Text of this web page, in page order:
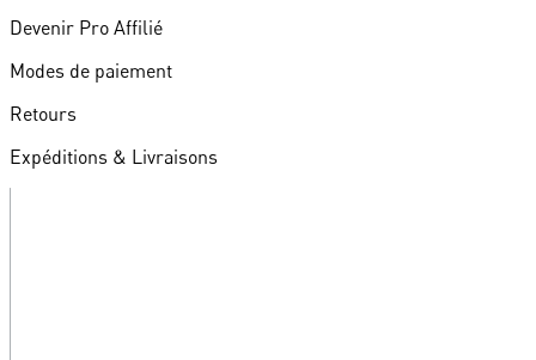
Devenir Pro Affilié
Modes de paiement
Retours
Expéditions & Livraisons